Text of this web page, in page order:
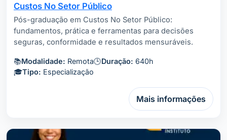
Custos No Setor Público
Pós-graduação em Custos No Setor Público:
fundamentos, prática e ferramentas para decisões
seguras, conformidade e resultados mensuráveis.
📚Modalidade: Remota🕒Duração: 640h
🎓Tipo: Especialização
Mais informações